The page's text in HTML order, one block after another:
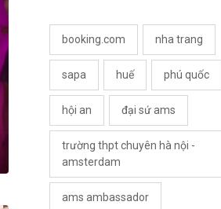
booking.com nha trang
sapa huế phú quốc
hội an đại sứ ams
trường thpt chuyên hà nội -
amsterdam
ams ambassador